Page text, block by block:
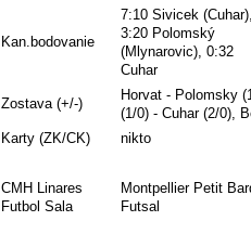
Kan.bodovanie
7:10 Sivicek (Cuhar),
3:20 Polomský
(Mlynarovic), 0:32
Cuhar
Zostava (+/-)
Horvat - Polomsky
(1/0) - Cuhar (2/0),
Karty (ZK/CK)
nikto
CMH Linares
Futbol Sala
Montpellier Petit
Futsal